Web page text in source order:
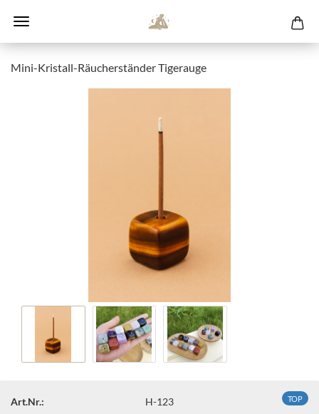
Mini-Kristall-Räucherständer Tigerauge
TOP
Art.Nr.:
H-123